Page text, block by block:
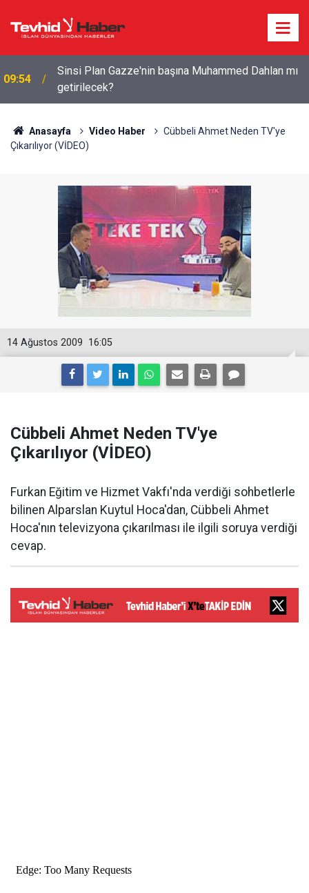
09:11
Devrim Muhafızları: ABD tüm hedeflerinden geri
çekilmek zorunda kaldı
Anasayfa Video Haber
Cübbeli Ahmet Neden TV'ye
Çıkarılıyor (VİDEO)
16:05
14 Ağustos 2009
Cübbeli Ahmet Neden TV'ye
Çıkarılıyor (VİDEO)
Furkan Eğitim ve Hizmet Vakfı'nda verdiği sohbetlerle
bilinen Alparslan Kuytul Hoca'dan, Cübbeli Ahmet
Hoca'nın televizyona çıkarılması ile ilgili soruya verdiği
cevap.